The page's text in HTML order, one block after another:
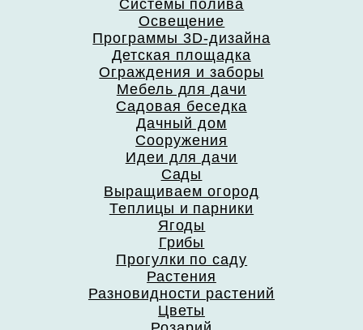
Системы полива
Освещение
Программы 3D-дизайна
Детская площадка
Ограждения и заборы
Мебель для дачи
Садовая беседка
Дачный дом
Сооружения
Идеи для дачи
Сады
Выращиваем огород
Теплицы и парники
Ягоды
Грибы
Прогулки по саду
Растения
Разновидности растений
Цветы